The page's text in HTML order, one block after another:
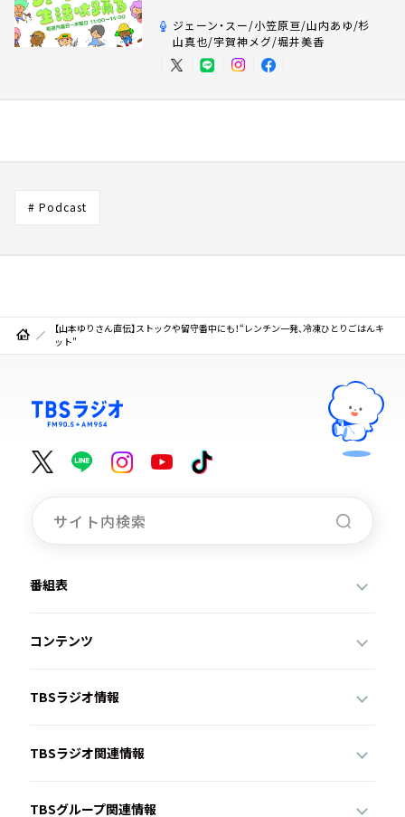
ジェーン・スー/小笠原亘/山内あゆ/杉
山真也/宇賀神メグ/堀井美香
# Podcast
【山本ゆりさん直伝】ストックや留守番中にも！“レンチン一発、冷凍ひとりごはんキ
ット”
番組表
コンテンツ
TBSラジオ情報
TBSラジオ関連情報
TBSグループ関連情報